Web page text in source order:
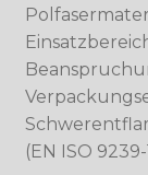
(EN ISO 9239-